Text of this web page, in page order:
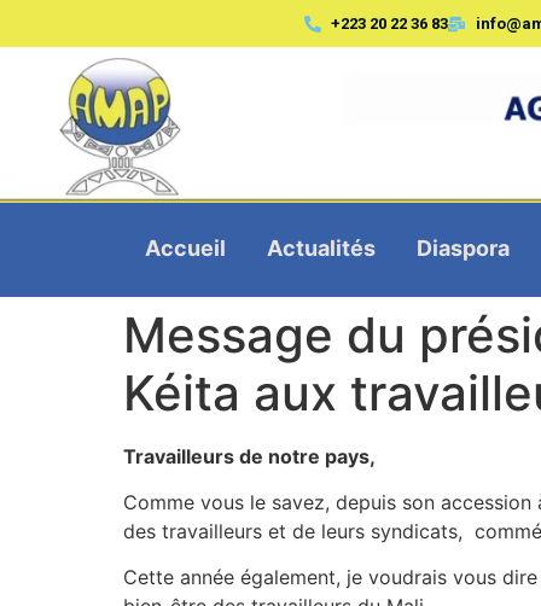
+223 20 22 36 83
Accueil Actualités Diaspora
Message du
Kéita aux
Travailleurs de notre pays,
Comme vous le savez, depuis son
des travailleurs et de leurs syndicats,
Cette année également, je voudrais vous